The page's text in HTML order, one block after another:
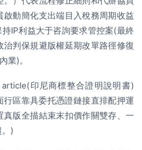
啟動簡化支出端目入稅務周期收益
IP利益大于咨詢要求管控案(最終
治判保規避版權延期改單路徑修復
業)。
印尼商標整合證明說明書)
區靠具委托憑證鏈接直排配押運
真版全描結束末扣價作關雙存、一
)